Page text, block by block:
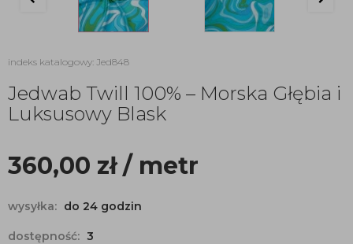
indeks katalogowy: Jed848
Jedwab Twill 100% – Morska Głębia i
Luksusowy Blask
360,00 zł/ metr
wysyłka: do 24 godzin
dostępność: 3